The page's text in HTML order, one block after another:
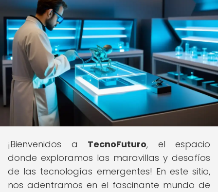
¡Bienvenidos a TecnoFuturo, el espacio
donde exploramos las maravillas y desafíos
de las tecnologías emergentes! En este sitio,
nos adentramos en el fascinante mundo de